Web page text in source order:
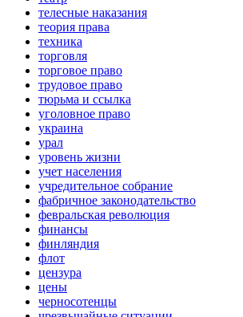
телесные наказания
теория права
техника
торговля
торговое право
трудовое право
тюрьма и ссылка
уголовное право
украина
урал
уровень жизни
учет населения
учредительное собрание
фабричное законодательство
февральская революция
финансы
финляндия
флот
цензура
цены
черносотенцы